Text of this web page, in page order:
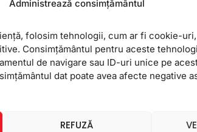
Administrează consimțământul
folosim tehnologii, cum ar fi cookie-
Consimțământul pentru aceste
de navigare sau ID-uri unice pe
dat poate avea afecte negative
REFUZĂ
de engleză sau elevilor și